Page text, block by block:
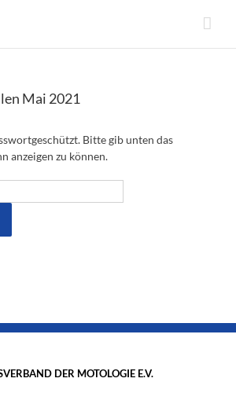
Mai 2021
Bitte gib unten das
anzeigen zu können.
DER MOTOLOGIE E.V.